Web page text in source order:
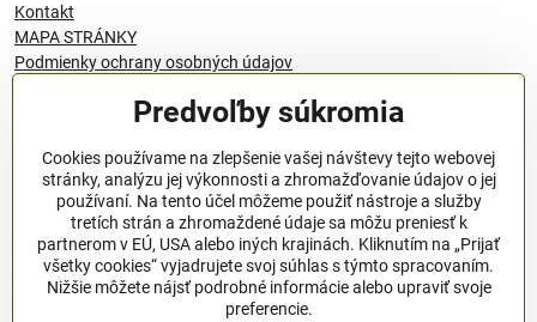
Kontakt
MAPA STRÁNKY
Podmienky ochrany osobných údajov
© 1996 - 2024 QANTICA S.R.O
Podmienky ochrany osobných údajov
OBCHODNÉ PODMIENKY
Všeobecné nariadenie o bezpečnosti produktov (GPSR), Regulation
Predvoľby súkromia
Cookies používame na zlepšenie vašej návštevy tejto webovej
stránky, analýzu jej výkonnosti a zhromažďovanie údajov o jej
používaní. Na tento účel môžeme použiť nástroje a služby
tretích strán a zhromaždené údaje sa môžu preniesť k
partnerom v EÚ, USA alebo iných krajinách. Kliknutím na „Prijať
všetky cookies“ vyjadrujete svoj súhlas s týmto spracovaním.
Nižšie môžete nájsť podrobné informácie alebo upraviť svoje
preferencie.